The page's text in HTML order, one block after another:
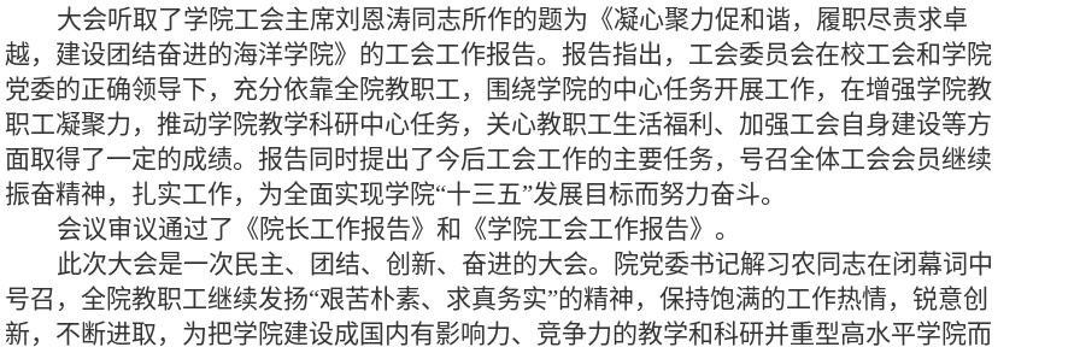
大会听取了学院工会主席刘恩涛同志所作的题为《凝心聚力促和谐，履职尽责求卓
越，建设团结奋进的海洋学院》的工会工作报告。报告指出， 工会委员会在校工会和学院
党委的正确领导下， 充分依靠全院教职工，围绕学院的中心任务开展工作，在增强学院教
职工凝聚力，推动学院教学科研中心任务，关心教职工生活福利、加强工会自身建设等方
面取得了一定的成绩。报告同时提出了今后工会工作的主要任务，号召全体工会会员继续
振奋精神，扎实工作，为全面实现学院“十三五”发展目标而努力奋斗。
会议审议通过了《院长工作报告》和《学院工会工作报告》。
此次大会是一次民主、团结、创新、奋进的大会。院党委书记解习农同志在闭幕词中
号召， 全院教职工继续发扬“艰苦朴素、求真务实”的精神，保持饱满的工作热情，锐意创
新，不断进取，为把学院建设成国内有影响力、竞争力的教学和科研并重型高水平学院而